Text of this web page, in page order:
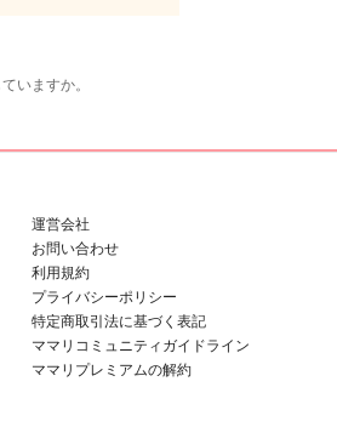
いますか。
運営会社
お問い合わせ
利用規約
プライバシーポリシー
特定商取引法に基づく表記
ママリコミュニティガイドライン
ママリプレミアムの解約